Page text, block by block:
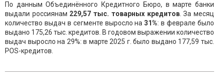
По данным Объединённого Кредитного Бюро, в марте банки
выдали россиянам 229,57тыс. товарных кредитов. За месяц
количество выдач в сегменте выросло на31%: в феврале было
выдано 175,26 тыс. кредитов. В годовом выражении количество
выдач выросло на 29%: в марте 2025 г. было выдано 177,59 тыс.
POS-кредитов.